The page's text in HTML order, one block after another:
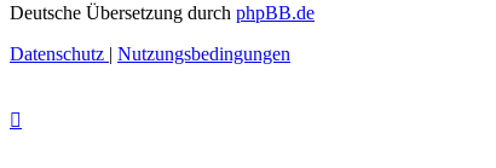
Deutsche Übersetzung durch phpBB.de
Datenschutz | Nutzungsbedingungen